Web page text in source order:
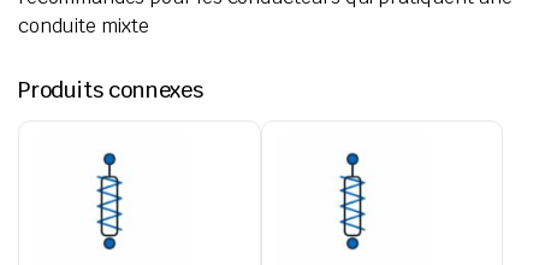
conduite mixte
Produits connexes